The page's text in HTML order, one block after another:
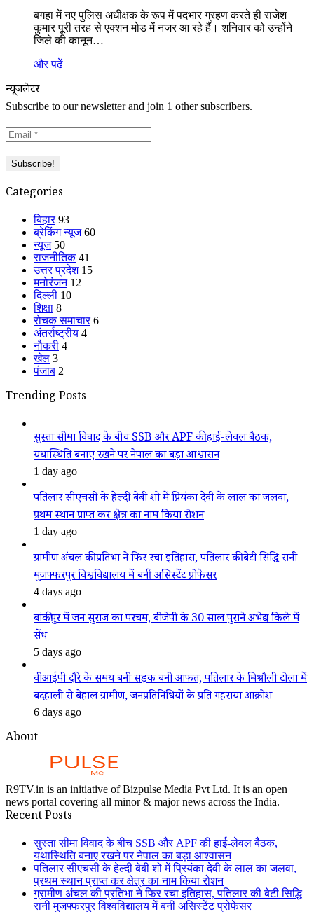
बगहा में नए पुलिस अधीक्षक के रूप में पदभार ग्रहण करते ही राजेश
कुमार पूरी तरह से एक्शन मोड में नजर आ रहे हैं। शनिवार को उन्होंने
जिले की कानून…
और पढ़ें
न्यूजलेटर
Subscribe to our newsletter and join 1 other subscribers.
Categories
बिहार 93
ब्रेकिंग न्यूज 60
न्यूज 50
राजनीतिक 41
उत्तर प्रदेश 15
मनोरंजन 12
दिल्ली 10
शिक्षा 8
रोचक समाचार 6
अंतर्राष्ट्रीय 4
नौकरी 4
खेल 3
पंजाब 2
Trending Posts
सुस्ता सीमा विवाद के बीच SSB और APF की हाई-लेवल बैठक,
यथास्थिति बनाए रखने पर नेपाल का बड़ा आश्वासन
1 day ago
पतिलार सीएचसी के हेल्दी बेबी शो में प्रियंका देवी के लाल का जलवा,
प्रथम स्थान प्राप्त कर क्षेत्र का नाम किया रोशन
1 day ago
ग्रामीण अंचल की प्रतिभा ने फिर रचा इतिहास, पतिलार की बेटी सिद्धि रानी
मुजफ्फरपुर विश्वविद्यालय में बनीं असिस्टेंट प्रोफेसर
4 days ago
बांकीपुर में जन सुराज का परचम, बीजेपी के 30 साल पुराने अभेद्य किले में
सेंध
5 days ago
वीआईपी दौरे के समय बनी सड़क बनी आफत, पतिलार के मिश्रौली टोला में
बदहाली से बेहाल ग्रामीण, जनप्रतिनिधियों के प्रति गहराया आक्रोश
6 days ago
About
R9TV.in is an initiative of Bizpulse Media Pvt Ltd. It is an open
news portal covering all minor & major news across the India.
Recent Posts
सुस्ता सीमा विवाद के बीच SSB और APF की हाई-लेवल बैठक,
यथास्थिति बनाए रखने पर नेपाल का बड़ा आश्वासन
पतिलार सीएचसी के हेल्दी बेबी शो में प्रियंका देवी के लाल का जलवा,
प्रथम स्थान प्राप्त कर क्षेत्र का नाम किया रोशन
ग्रामीण अंचल की प्रतिभा ने फिर रचा इतिहास, पतिलार की बेटी सिद्धि
रानी मुजफ्फरपुर विश्वविद्यालय में बनीं असिस्टेंट प्रोफेसर